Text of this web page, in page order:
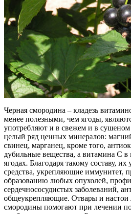
Черная смородина – кладезь
менее полезными, чем ягоды,
употребляют и в свежем и в
целый ряд ценных минералов:
свинец, марганец, кроме того,
дубильные вещества, а витамина С
ягодах. Благодаря такому составу,
средства, укрепляющие иммунитет,
образованию любых опухолей,
сердечнососудистых заболеваний,
общеукрепляющие. Отвары и настои
смородины помогают при лечении